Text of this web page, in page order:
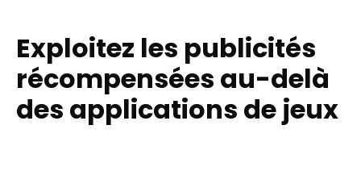
Exploitez les publicités
récompensées au-delà
des applications de jeux